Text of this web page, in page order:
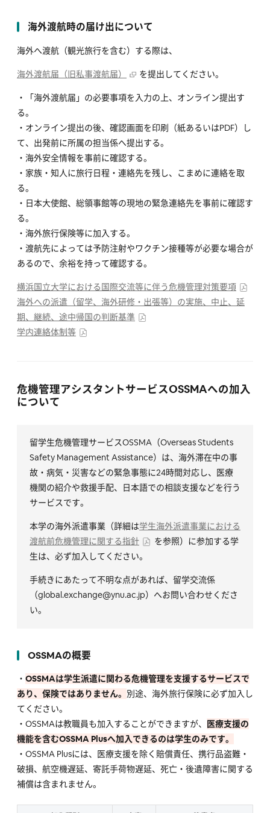
海外渡航時の届け出について
海外へ渡航（観光旅行を含む）する際は、
海外渡航届（旧私事渡航届） を提出してください。
・「海外渡航届」の必要事項を入力の上、オンライン提出す
る。
・オンライン提出の後、確認画面を印刷（紙あるいはPDF）し
て、出発前に所属の担当係へ提出する。
・海外安全情報を事前に確認する。
・家族・知人に旅行日程・連絡先を残し、こまめに連絡を取
る。
・日本大使館、総領事館等の現地の緊急連絡先を事前に確認す
る。
・海外旅行保険等に加入する。
・渡航先によっては予防注射やワクチン接種等が必要な場合が
あるので、余裕を持って確認する。
横浜国立大学における国際交流等に伴う危機管理対策要項
海外への派遣（留学、海外研修・出張等）の実施、中止、延
期、継続、途中帰国の判断基準
学内連絡体制等
危機管理アシスタントサービスOSSMAへの加入
について
留学生危機管理サービスOSSMA（Overseas Students
Safety Management Assistance）は、海外滞在中の事
故・病気・災害などの緊急事態に24時間対応し、医療
機関の紹介や救援手配、日本語での相談支援などを行う
サービスです。
本学の海外派遣事業（詳細は学生海外派遣事業における
渡航前危機管理に関する指針
を参照）に参加する学
生は、必ず加入してください。
手続きにあたって不明な点があれば、留学交流係
（global.exchange@ynu.ac.jp）へお問い合わせくださ
い。
OSSMAの概要
・ OSSMAは学生派遣に関わる危機管理を支援するサービスで
あり、保険ではありません。 別途、海外旅行保険に必ず加入し
てください。
・OSSMAは教職員も加入することができますが、 医療支援の
機能を含むOSSMA Plusへ加入できるのは学生のみです。
・OSSMA Plusには、医療支援を除く賠償責任、携行品盗難・
破損、航空機遅延、寄託手荷物遅延、死亡・後遺障害に関する
補償は含まれません。